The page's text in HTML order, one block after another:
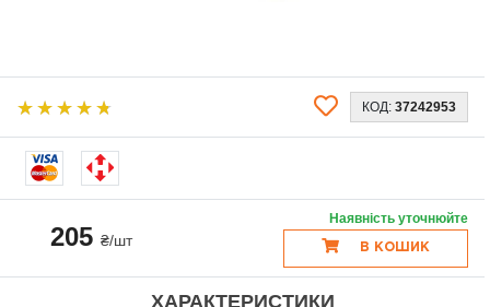
КОД: 37242953
205₴/шт
Наявність уточнюйте
В КОШИК
ХАРАКТЕРИСТИКИ